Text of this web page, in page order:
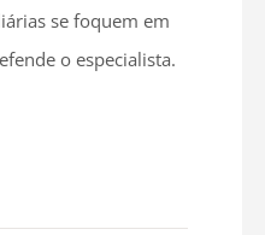
se foquem em
o especialista.